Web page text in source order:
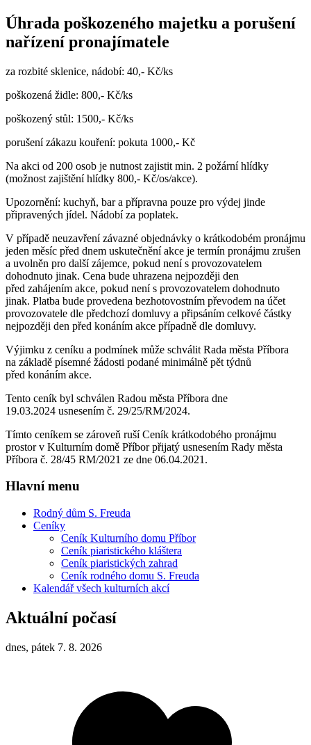
Úhrada poškozeného majetku a porušení
nařízení pronajímatele
za rozbité sklenice, nádobí: 40,- Kč/ks
poškozená židle: 800,- Kč/ks
poškozený stůl: 1500,- Kč/ks
porušení zákazu kouření: pokuta 1000,- Kč
Na akci od 200 osob je nutnost zajistit min. 2 požární hlídky
(možnost zajištění hlídky 800,- Kč/os/akce).
Upozornění: kuchyň, bar a přípravna pouze pro výdej jinde
připravených jídel. Nádobí za poplatek.
V případě neuzavření závazné objednávky o krátkodobém pronájmu
jeden měsíc před dnem uskutečnění akce je termín pronájmu zrušen
a uvolněn pro další zájemce, pokud není s provozovatelem
dohodnuto jinak. Cena bude uhrazena nejpozději den
před zahájením akce, pokud není s provozovatelem dohodnuto
jinak. Platba bude provedena bezhotovostním převodem na účet
provozovatele dle předchozí domluvy a připsáním celkové částky
nejpozději den před konáním akce případně dle domluvy.
Výjimku z ceníku a podmínek může schválit Rada města Příbora
na základě písemné žádosti podané minimálně pět týdnů
před konáním akce.
Tento ceník byl schválen Radou města Příbora dne
19.03.2024 usnesením č. 29/25/RM/2024.
Tímto ceníkem se zároveň ruší Ceník krátkodobého pronájmu
prostor v Kulturním domě Příbor přijatý usnesením Rady města
Příbora č. 28/45 RM/2021 ze dne 06.04.2021.
Hlavní menu
Rodný dům S. Freuda
Ceníky
Ceník Kulturního domu Příbor
Ceník piaristického kláštera
Ceník piaristických zahrad
Ceník rodného domu S. Freuda
Kalendář všech kulturních akcí
Aktuální počasí
dnes, pátek 7. 8. 2026